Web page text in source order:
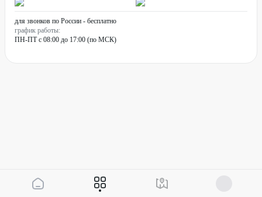
для звонков по России - бесплатно
график работы:
ПН-ПТ с 08:00 до 17:00 (по МСК)